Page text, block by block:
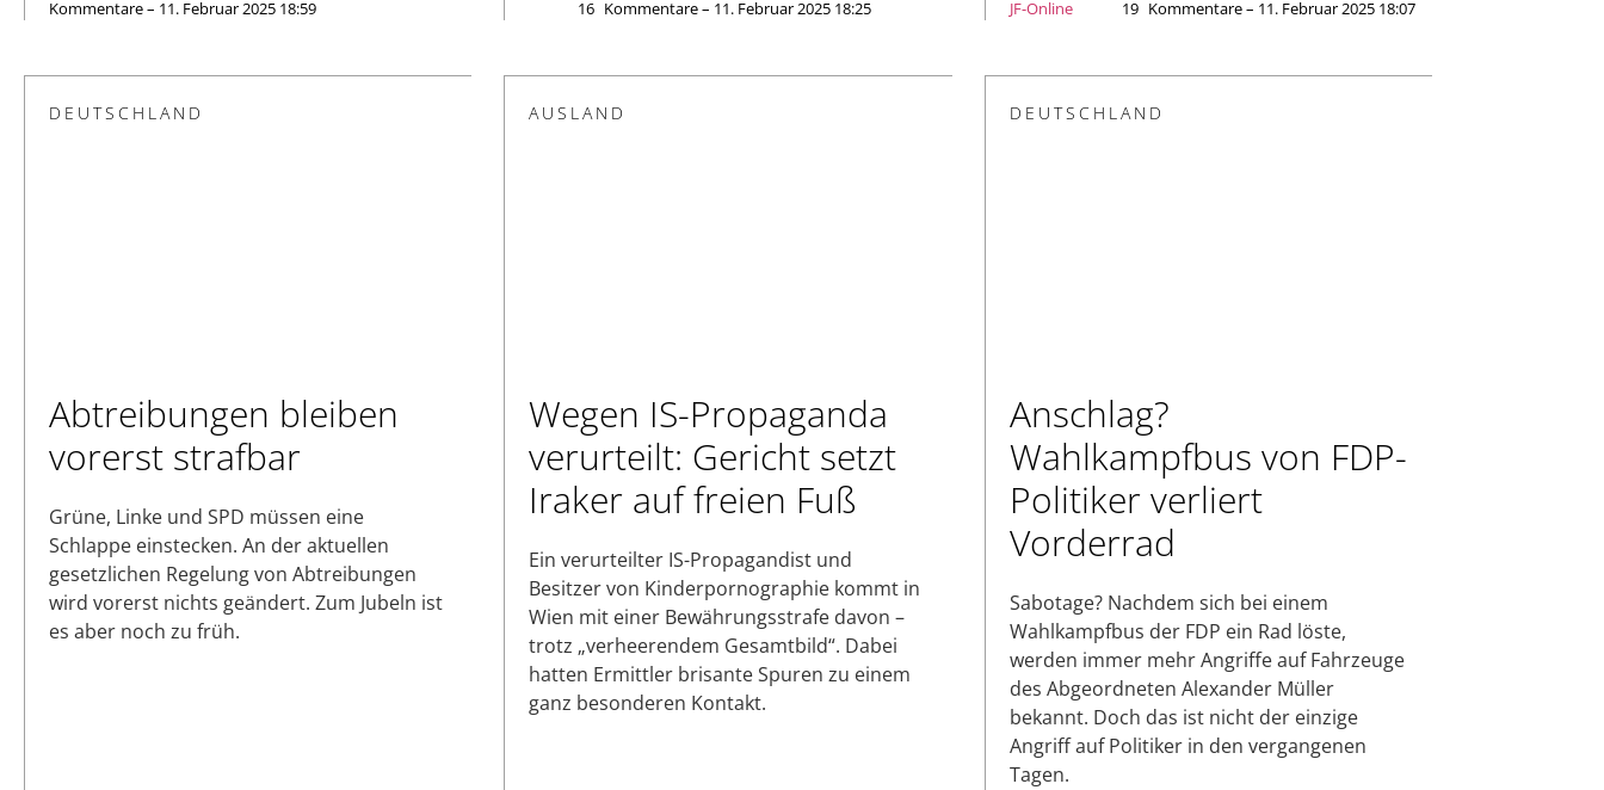
Kommentare – 11. Februar 2025 18:59
16 Kommentare – 11. Februar 2025 18:25 JF-Online 19 Kommentare – 11. Februar 2025 18:07
DEUTSCHLAND
Abtreibungen bleiben
vorerst strafbar
Grüne, Linke und SPD müssen eine
Schlappe einstecken. An der aktuellen
gesetzlichen Regelung von Abtreibungen
wird vorerst nichts geändert. Zum Jubeln ist
es aber noch zu früh.
AUSLAND
Wegen IS-Propaganda
verurteilt: Gericht setzt
Iraker auf freien Fuß
Ein verurteilter IS-Propagandist und
Besitzer von Kinderpornographie kommt in
Wien mit einer Bewährungsstrafe davon –
trotz „verheerendem Gesamtbild“. Dabei
hatten Ermittler brisante Spuren zu einem
ganz besonderen Kontakt.
DEUTSCHLAND
Anschlag?
Wahlkampfbus von FDP-
Politiker verliert
Vorderrad
Sabotage? Nachdem sich bei einem
Wahlkampfbus der FDP ein Rad löste,
werden immer mehr Angriffe auf Fahrzeuge
des Abgeordneten Alexander Müller
bekannt. Doch das ist nicht der einzige
Angriff auf Politiker in den vergangenen
Tagen.